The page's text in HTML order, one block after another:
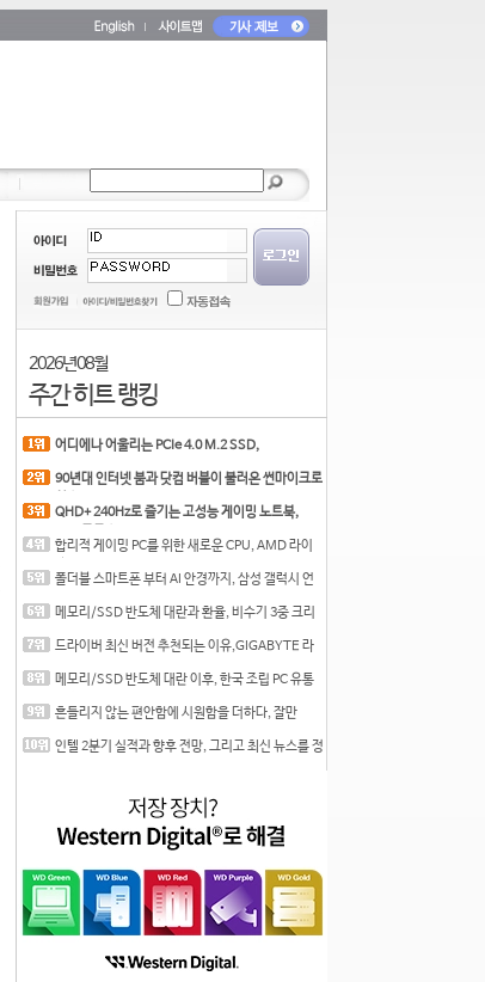
2026년 08월
주간 히트 랭킹
어디에나 어울리는 PCIe 4.0 M.2 SSD,
90년대 인터넷 붐과 닷컴 버블이 불러온 썬마이크로
QHD+ 240Hz로 즐기는 고성능 게이밍 노트북,
합리적 게이밍 PC를 위한 새로운 CPU, AMD 라이
폴더블 스마트폰 부터 AI 안경까지, 삼성 갤럭시 언
메모리/SSD 반도체 대란과 환율, 비수기 3중 크리
드라이버 최신 버전 추천되는 이유,GIGABYTE 라
메모리/SSD 반도체 대란 이후, 한국 조립 PC 유통
흔들리지 않는 편안함에 시원함을 더하다, 잘만
인텔 2분기 실적과 향후 전망, 그리고 최신 뉴스를 정